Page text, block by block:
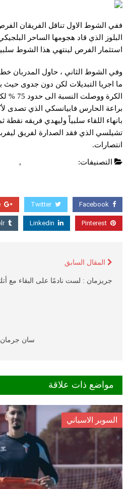
ففي الشوط الاول تناقل الفريقان
البلوز​ الذي قاد هجومها الساحر
استثمار الفرص لينتهي هذا الشوط
وفي الشوط الثاني ، حاول المدربان
ما اجريا التبديلات لكن دون جدوى
الكرة
براعة الحارس ​فابيانسكي​ الذي تصدى
بانهاء اللقاء سلبياً وليهدي فريقه نقطة
تشيلسي الذي فقد الصدارة لفريق
انتصارات.
التصنيفات: ,
Facebook
Twitter
Pinterest
Linkedin
المقال السابق
جريزمان : لست نادمًا على البقاء مع
سان
مواضع ذات علاقة
السوبر الاسباني